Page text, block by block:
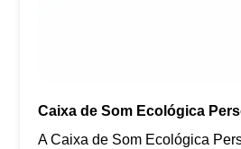
Caixa de Som Ecológica
A Caixa de Som Ecológica